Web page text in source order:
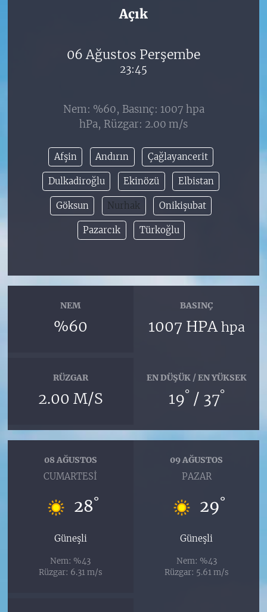
Açık
06 Ağustos Perşembe
23:45
Nem: %60, Basınç: 1007 hpa
hPa, Rüzgar: 2.00 m/s
Afşin Andırın Çağlayancerit
Dulkadiroğlu Ekinözü Elbistan
Göksun Nurhak Onikişubat
Pazarcık Türkoğlu
NEM
%60
BASINÇ
1007 HPAhpa
RÜZGAR
2.00 M/S
EN DÜŞÜK / EN YÜKSEK
19° / 37°
08 AĞUSTOS
CUMARTESI
28°
Güneşli
Nem: %43
Rüzgar: 6.31 m/s
09 AĞUSTOS
PAZAR
29°
Güneşli
Nem: %43
Rüzgar: 5.61 m/s